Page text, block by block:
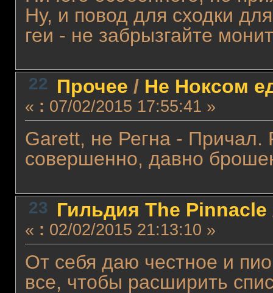
Ну, и повод для сходки
геи - не забрызгайте
22 Прочее / Не Ноксом
« : 07/02/2015 17:55:41 »
Garett, не Регна - Причал.
совершенно, давно
23 Гильдия The Pinnacle
« : 02/02/2015 21:13:10 »
От себя даю честное и
все, чтобы расширить